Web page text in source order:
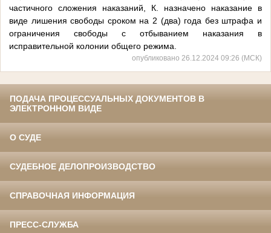
частичного сложения наказаний, К. назначено наказание в
виде лишения свободы сроком на 2 (два) года без штрафа и
ограничения свободы с отбыванием наказания в
исправительной колонии общего режима.
опубликовано 26.12.2024 09:26 (МСК)
ПОДАЧА ПРОЦЕССУАЛЬНЫХ ДОКУМЕНТОВ В
ЭЛЕКТРОННОМ ВИДЕ
О СУДЕ
СУДЕБНОЕ ДЕЛОПРОИЗВОДСТВО
СПРАВОЧНАЯ ИНФОРМАЦИЯ
ПРЕСС-СЛУЖБА